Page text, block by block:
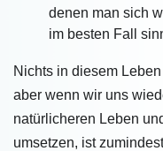
denen man sich
im besten Fall
Nichts in diesem
aber wenn wir uns
natürlicheren Leben
umsetzen, ist